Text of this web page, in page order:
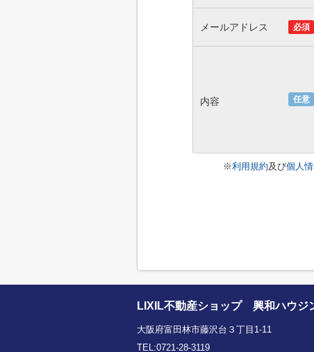
メールアドレス 必須
内容 任意
※利用規約及び個人
LIXIL不動産ショップ 興和ハウジ
大阪府富田林市藤沢台３丁目1-11
TEL:0721-28-3119